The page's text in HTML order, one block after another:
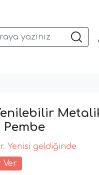
Sunum Gereçleri
Yenisi geldiğinde
Ver